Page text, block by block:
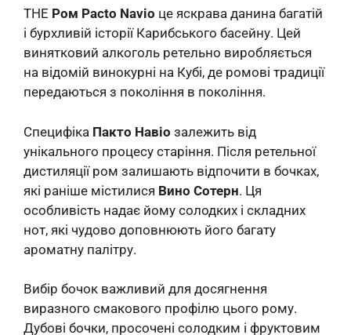
THE Ром Pacto Navio це яскрава данина багатій
і бурхливій історії Карибського басейну. Цей
винятковий алкоголь ретельно виробляється
на відомій винокурні на Кубі, де ромові традиції
передаються з покоління в покоління.
Специфіка Пакто Навіо залежить від
унікального процесу старіння. Після ретельної
дистиляції ром залишають відпочити в бочках,
які раніше містилися Вино Сотерн. Ця
особливість надає йому солодких і складних
нот, які чудово доповнюють його багату
ароматну палітру.
Вибір бочок важливий для досягнення
виразного смакового профілю цього рому.
Дубові бочки, просочені солодким і фруктовим